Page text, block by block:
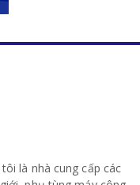
là nhà cung cấp các